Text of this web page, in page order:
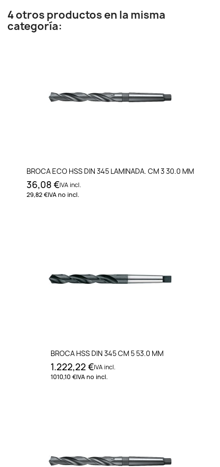
4 otros productos en la misma
categoría:
BROCA ECO HSS DIN 345 LAMINADA. CM 3 30.0 MM
36,08 €IVA incl.
29,82 €IVA no incl.
BROCA HSS DIN 345 CM 5 53.0 MM
1.222,22 €IVA incl.
1010,10 €IVA no incl.